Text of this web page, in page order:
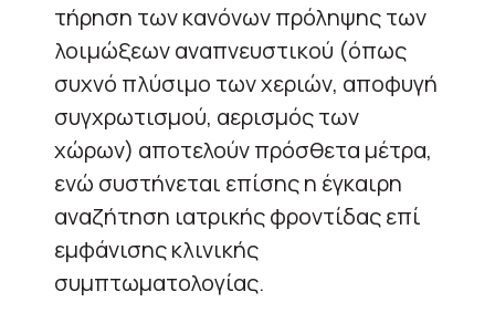
τήρηση των κανόνων πρόληψης των
λοιμώξεων αναπνευστικού (όπως
συχνό πλύσιμο των χεριών, αποφυγή
συγχρωτισμού, αερισμός των
χώρων) αποτελούν πρόσθετα μέτρα,
ενώ συστήνεται επίσης η έγκαιρη
αναζήτηση ιατρικής φροντίδας επί
εμφάνισης κλινικής
συμπτωματολογίας.